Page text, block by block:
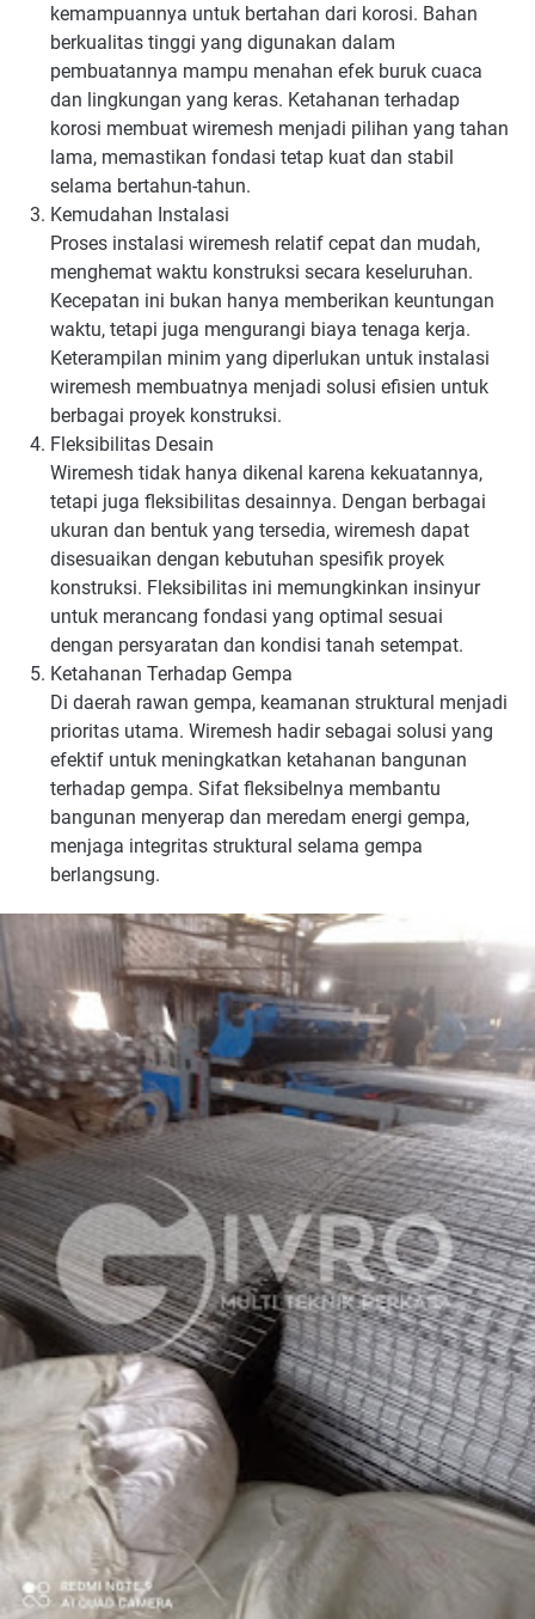
kemampuannya untuk bertahan dari korosi. Bahan
berkualitas tinggi yang digunakan dalam
pembuatannya mampu menahan efek buruk cuaca
dan lingkungan yang keras. Ketahanan terhadap
korosi membuat wiremesh menjadi pilihan yang tahan
lama, memastikan fondasi tetap kuat dan stabil
selama bertahun-tahun.
Kemudahan Instalasi
Proses instalasi wiremesh relatif cepat dan mudah,
menghemat waktu konstruksi secara keseluruhan.
Kecepatan ini bukan hanya memberikan keuntungan
waktu, tetapi juga mengurangi biaya tenaga kerja.
Keterampilan minim yang diperlukan untuk instalasi
wiremesh membuatnya menjadi solusi efisien untuk
berbagai proyek konstruksi.
Fleksibilitas Desain
Wiremesh tidak hanya dikenal karena kekuatannya,
tetapi juga fleksibilitas desainnya. Dengan berbagai
ukuran dan bentuk yang tersedia, wiremesh dapat
disesuaikan dengan kebutuhan spesifik proyek
konstruksi. Fleksibilitas ini memungkinkan insinyur
untuk merancang fondasi yang optimal sesuai
dengan persyaratan dan kondisi tanah setempat.
Ketahanan Terhadap Gempa
Di daerah rawan gempa, keamanan struktural menjadi
prioritas utama. Wiremesh hadir sebagai solusi yang
efektif untuk meningkatkan ketahanan bangunan
terhadap gempa. Sifat fleksibelnya membantu
bangunan menyerap dan meredam energi gempa,
menjaga integritas struktural selama gempa
berlangsung.